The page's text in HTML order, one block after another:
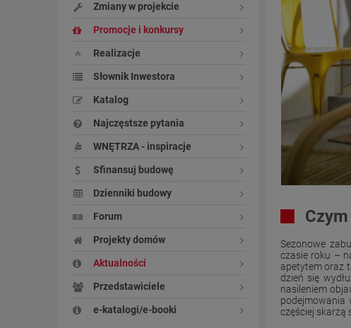
Zmiany w projekcie
Promocje i konkursy
Realizacje
Słownik Inwestora
Katalog
Najczęstsze pytania
WNĘTRZA - inspiracje
Sfinansuj budowę
Dzienniki budowy
Forum
Projekty domów
Aktualności
Przedstawiciele
e-katalogi/e-booki
Sezonowe
czasie roku –
apetytem oraz
dzień się
nasileniem
podejmowania
częściej skarżą